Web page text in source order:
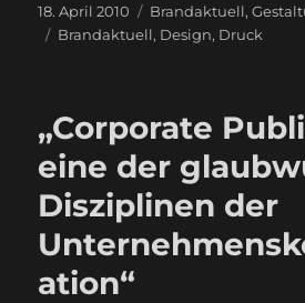
Veröffentlicht
am
18. April 2010 Kategorien
Brandaktuell,
Schlagwörter
Brandaktuell, Design, Druck
„Corporate
eine der
Disziplinen der
ation“